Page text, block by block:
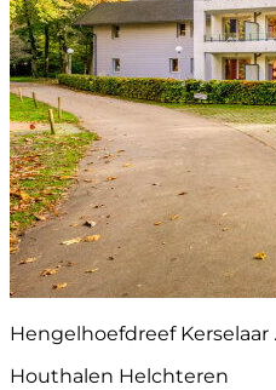
Hengelhoefdreef Kerselaar
Houthalen Helchteren